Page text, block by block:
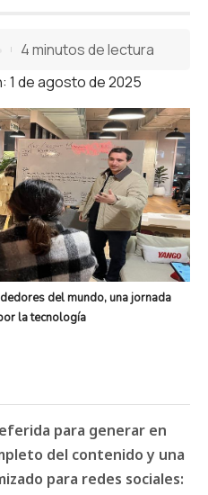
1 de agosto de 2025
4 minutos de lectura
del mundo, una jornada
la tecnología
para generar en
del contenido y una
para redes sociales: